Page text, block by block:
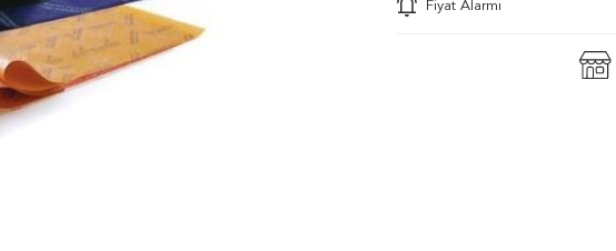
Fiyat Alarmı